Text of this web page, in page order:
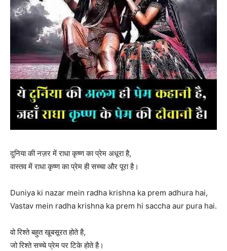
दुनिया की नज़र में राधा कृष्ण का प्रेम अधूरा है,
वास्तव में राधा कृष्ण का प्रेम ही सच्चा और पूरा है।
Duniya ki nazar mein radha krishna ka prem adhura hai,
Vastav mein radha krishna ka prem hi saccha aur pura hai.
वो रिश्ते बहुत खूबसूरत होते है,
जो रिश्ते सच्चे प्रेम पर टिके होते है।